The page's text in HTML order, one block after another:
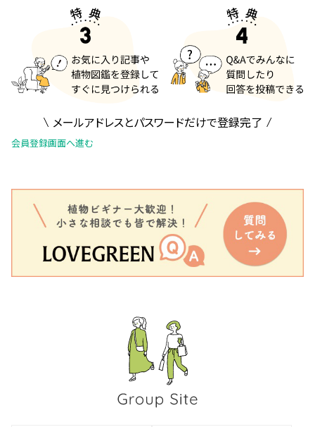
メールアドレスとパスワードだけで登録完了
会員登録画面へ進む